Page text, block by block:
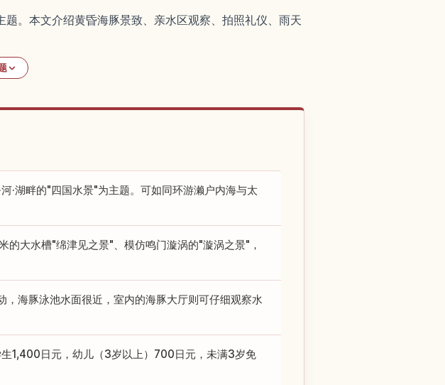
。本文介绍黄昏海豚景致、亲水区观察、拍照礼仪、雨天
·湖畔的"四国水景"为主题。可如同环游濑户内海与太
大水槽"绵津见之景"、模仿鸣门漩涡的"漩涡之景"，
海豚泳池水面很近，室内的海豚大厅则可仔细观察水
1,400日元，幼儿（3岁以上）700日元，未满3岁免